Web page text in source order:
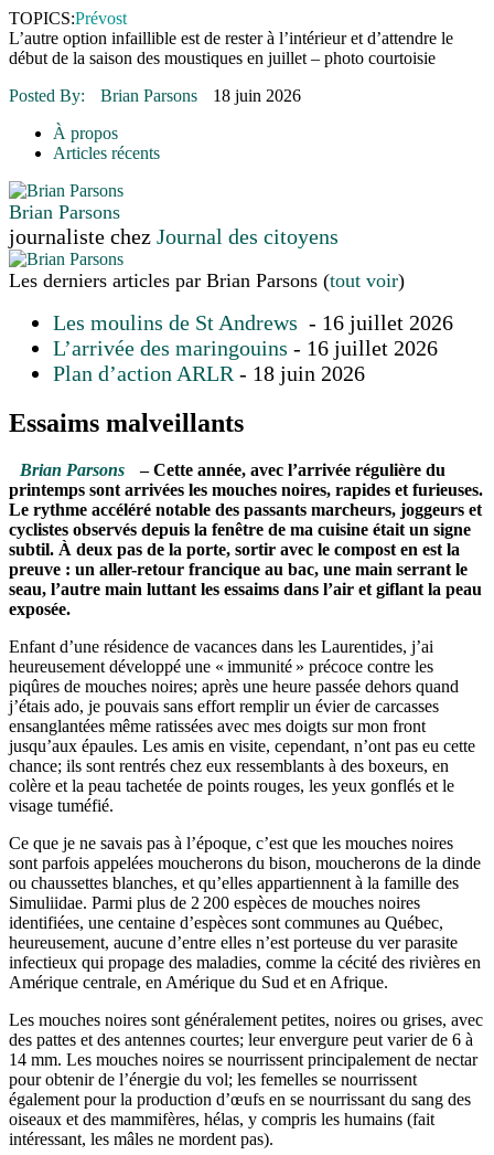
16 juillet 2026
16 juillet 2026 | POLITIQUE
16 juillet 2026 | ENVIRONNEMENT
TOPICS:Prévost
L’autre option infaillible est de rester à l’intérieur et d’attendre le
début de la saison des moustiques en juillet – photo courtoisie
Posted By:
Brian Parsons
18 juin 2026
À propos
Articles récents
Brian Parsons
journaliste chez Journal des citoyens
Les derniers articles par Brian Parsons (tout voir)
Les moulins de St Andrews - 16 juillet 2026
L’arrivée des maringouins - 16 juillet 2026
Plan d’action ARLR - 18 juin 2026
Essaims malveillants
Brian Parsons – Cette année, avec l’arrivée régulière du
printemps sont arrivées les mouches noires, rapides et furieuses.
Le rythme accéléré notable des passants marcheurs, joggeurs et
cyclistes observés depuis la fenêtre de ma cuisine était un signe
subtil. À deux pas de la porte, sortir avec le compost en est la
preuve : un aller-retour francique au bac, une main serrant le
seau, l’autre main luttant les essaims dans l’air et giflant la peau
exposée.
Enfant d’une résidence de vacances dans les Laurentides, j’ai
heureusement développé une « immunité » précoce contre les
piqûres de mouches noires; après une heure passée dehors quand
j’étais ado, je pouvais sans effort remplir un évier de carcasses
ensanglantées même ratissées avec mes doigts sur mon front
jusqu’aux épaules. Les amis en visite, cependant, n’ont pas eu cette
chance; ils sont rentrés chez eux ressemblants à des boxeurs, en
colère et la peau tachetée de points rouges, les yeux gonflés et le
visage tuméfié.
Ce que je ne savais pas à l’époque, c’est que les mouches noires
sont parfois appelées moucherons du bison, moucherons de la dinde
ou chaussettes blanches, et qu’elles appartiennent à la famille des
Simuliidae. Parmi plus de 2 200 espèces de mouches noires
identifiées, une centaine d’espèces sont communes au Québec,
heureusement, aucune d’entre elles n’est porteuse du ver parasite
infectieux qui propage des maladies, comme la cécité des rivières en
Amérique centrale, en Amérique du Sud et en Afrique.
Les mouches noires sont généralement petites, noires ou grises, avec
des pattes et des antennes courtes; leur envergure peut varier de 6 à
14 mm. Les mouches noires se nourrissent principalement de nectar
pour obtenir de l’énergie du vol; les femelles se nourrissent
également pour la production d’œufs en se nourrissant du sang des
oiseaux et des mammifères, hélas, y compris les humains (fait
intéressant, les mâles ne mordent pas).